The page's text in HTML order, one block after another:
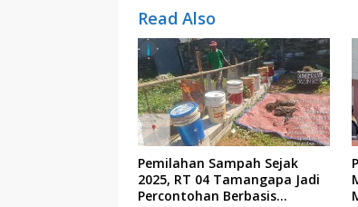
Read Also
Pemilahan Sampah Sejak
2025, RT 04 Tamangapa Jadi
Percontohan Berbasis